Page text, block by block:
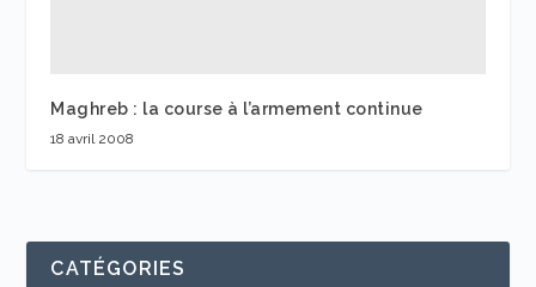
Maghreb : la course à l’armement continue
18 avril 2008
CATÉGORIES